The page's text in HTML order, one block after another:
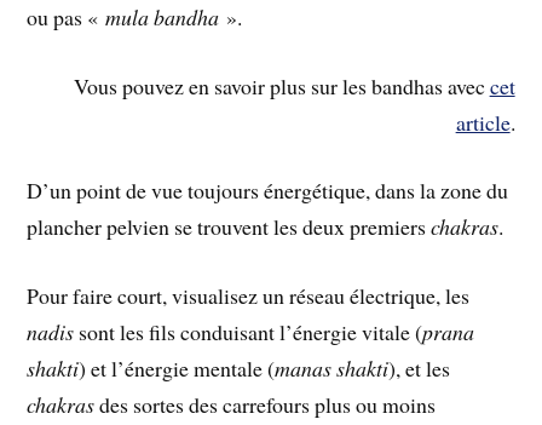
ou pas «mula bandha ».
Vous pouvez en savoir plus sur les bandhas aveccet
article.
D’un point de vue toujours énergétique, dans la zone du
plancher pelvien se trouvent les deux premierschakras.
Pour faire court, visualisez un réseau électrique, les
nadis sont les fils conduisant l’énergie vitale (prana
shakti) et l’énergie mentale (manas shakti), et les
chakrasdes sortes des carrefours plus ou moins